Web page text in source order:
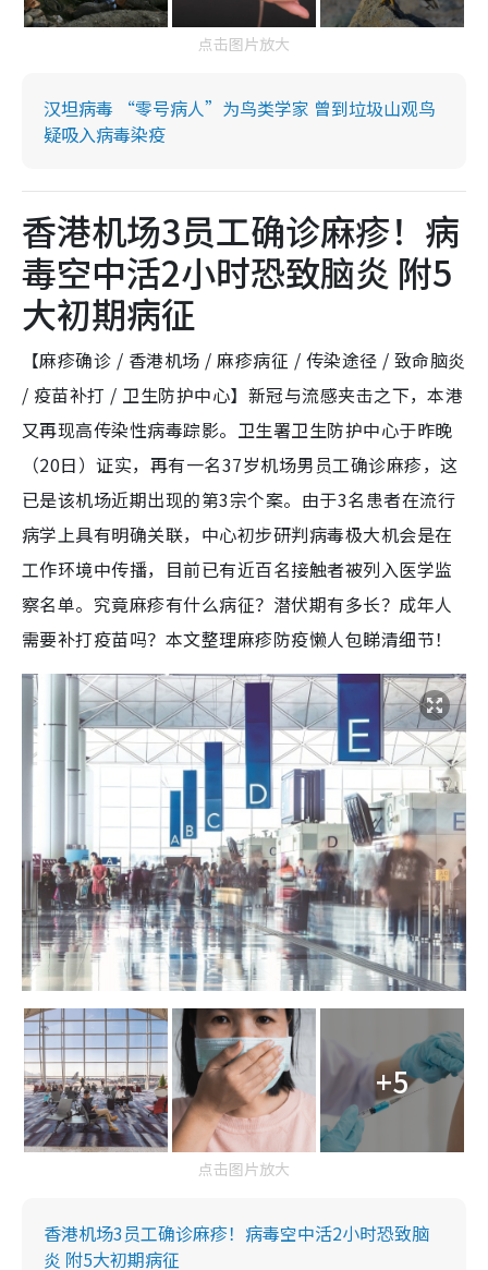
点击图片放大
汉坦病毒 “零号病人”为鸟类学家 曾到垃圾山观鸟
疑吸入病毒染疫
香港机场3员工确诊麻疹！病
毒空中活2小时恐致脑炎 附5
大初期病征
【麻疹确诊 / 香港机场 / 麻疹病征 / 传染途径 / 致命脑炎
/ 疫苗补打 / 卫生防护中心】新冠与流感夹击之下，本港
又再现高传染性病毒踪影。卫生署卫生防护中心于昨晚
（20日）证实，再有一名37岁机场男员工确诊麻疹，这
已是该机场近期出现的第3宗个案。由于3名患者在流行
病学上具有明确关联，中心初步研判病毒极大机会是在
工作环境中传播，目前已有近百名接触者被列入医学监
察名单。究竟麻疹有什么病征？潜伏期有多长？成年人
需要补打疫苗吗？本文整理麻疹防疫懒人包睇清细节！
+5
点击图片放大
香港机场3员工确诊麻疹！病毒空中活2小时恐致脑
炎 附5大初期病征